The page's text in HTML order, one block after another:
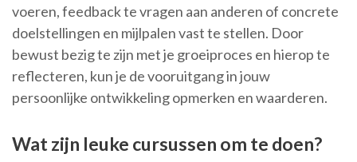
voeren, feedback te vragen aan anderen of concrete
doelstellingen en mijlpalen vast te stellen. Door
bewust bezig te zijn met je groeiproces en hierop te
reflecteren, kun je de vooruitgang in jouw
persoonlijke ontwikkeling opmerken en waarderen.
Wat zijn leuke cursussen om te doen?